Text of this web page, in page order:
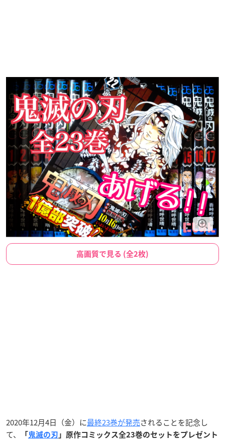
高画質で見る (全2枚)
2020年12月4日（金）に最終23巻が発売されることを記念し
て、
「 鬼滅の刃 」原作コミックス全23巻のセットをプレゼント